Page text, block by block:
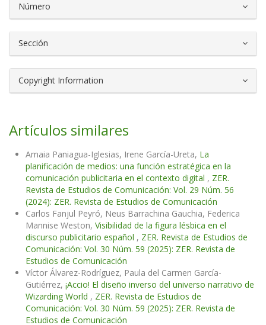
Número
Sección
Copyright Information
Artículos similares
Amaia Paniagua-Iglesias, Irene García-Ureta, La
planificación de medios: una función estratégica en la
comunicación publicitaria en el contexto digital , ZER.
Revista de Estudios de Comunicación: Vol. 29 Núm. 56
(2024): ZER. Revista de Estudios de Comunicación
Carlos Fanjul Peyró, Neus Barrachina Gauchia, Federica
Mannise Weston, Visibilidad de la figura lésbica en el
discurso publicitario español , ZER. Revista de Estudios de
Comunicación: Vol. 30 Núm. 59 (2025): ZER. Revista de
Estudios de Comunicación
Víctor Álvarez-Rodríguez, Paula del Carmen García-
Gutiérrez, ¡Accio! El diseño inverso del universo narrativo de
Wizarding World , ZER. Revista de Estudios de
Comunicación: Vol. 30 Núm. 59 (2025): ZER. Revista de
Estudios de Comunicación